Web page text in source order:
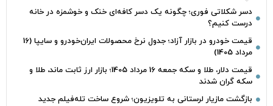
دسر شکلاتی فوری؛ چگونه یک دسر کافه‌ای خنک و خوشمزه در خانه
درست کنیم؟
قیمت خودرو در بازار آزاد؛ جدول نرخ محصولات ایران‌خودرو و سایپا (16
مرداد 1405)
قیمت دلار، طلا و سکه جمعه 16 مرداد 1405؛ بازار ارز ثابت ماند، طلا و
سکه گران شدند
بازگشت مازیار لرستانی به تلویزیون؛ شروع ساخت تله‌فیلم جدید